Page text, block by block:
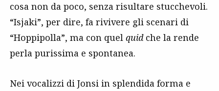
cosa non da poco, senza risultare stucchevoli.
“Isjaki”, per dire, fa rivivere gli scenari di
“Hoppipolla”, ma con quel quidche la rende
perla purissima e spontanea.
Nei vocalizzi di Jonsi in splendida forma e